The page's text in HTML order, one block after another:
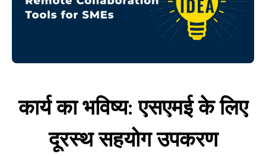
कार्य का भविष्य: एसएमई के लिए
दूरस्थ सहयोग उपकरण